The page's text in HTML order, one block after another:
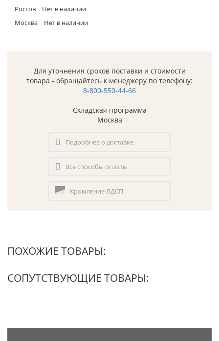
Ростов
Нет в наличии
Москва
Нет в наличии
Для уточнения сроков поставки и стоимости
товара - обращайтесь к менеджеру по телефону:
8-800-550-44-66
Складская программа
Москва
Подробнее о доставке
Все способы оплаты
Кромление ЛДСП
ПОХОЖИЕ ТОВАРЫ:
СОПУТСТВУЮЩИЕ ТОВАРЫ: